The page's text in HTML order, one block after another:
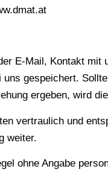
E-Mail, Kontakt
gespeichert.
ergeben, wird
vertraulich und
weiter.
ohne Angabe